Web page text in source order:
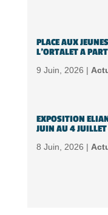
PLACE AUX
L’ORTALET A
9 Juin, 2026 |
EXPOSITION
JUIN AU 4
8 Juin, 2026 |